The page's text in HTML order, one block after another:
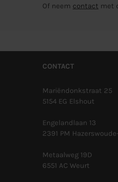
Of neem contact met
CONTACT
Mariëndonkstraat 25
5154 EG Elshout
Engelandlaan 13
2391 PM
Metaalweg 19D
6551 AC Weurt